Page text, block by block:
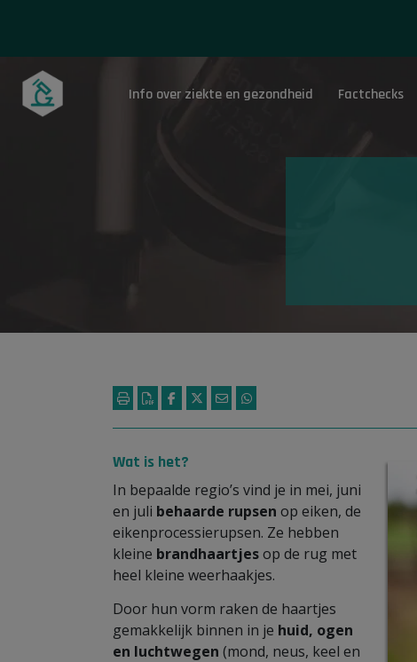
Onderwerpen
Info over ziekte en gezondheid Factchecks
Wat is het?
In bepaalde regio’s vind je in mei, juni
en juli behaarde rupsen op eiken, de
eikenprocessierupsen. Ze hebben
kleine brandhaartjesop de rug met
heel kleine weerhaakjes.
Door hun vorm raken de haartjes
gemakkelijk binnen in je huid, ogen
en luchtwegen (mond, neus, keel en